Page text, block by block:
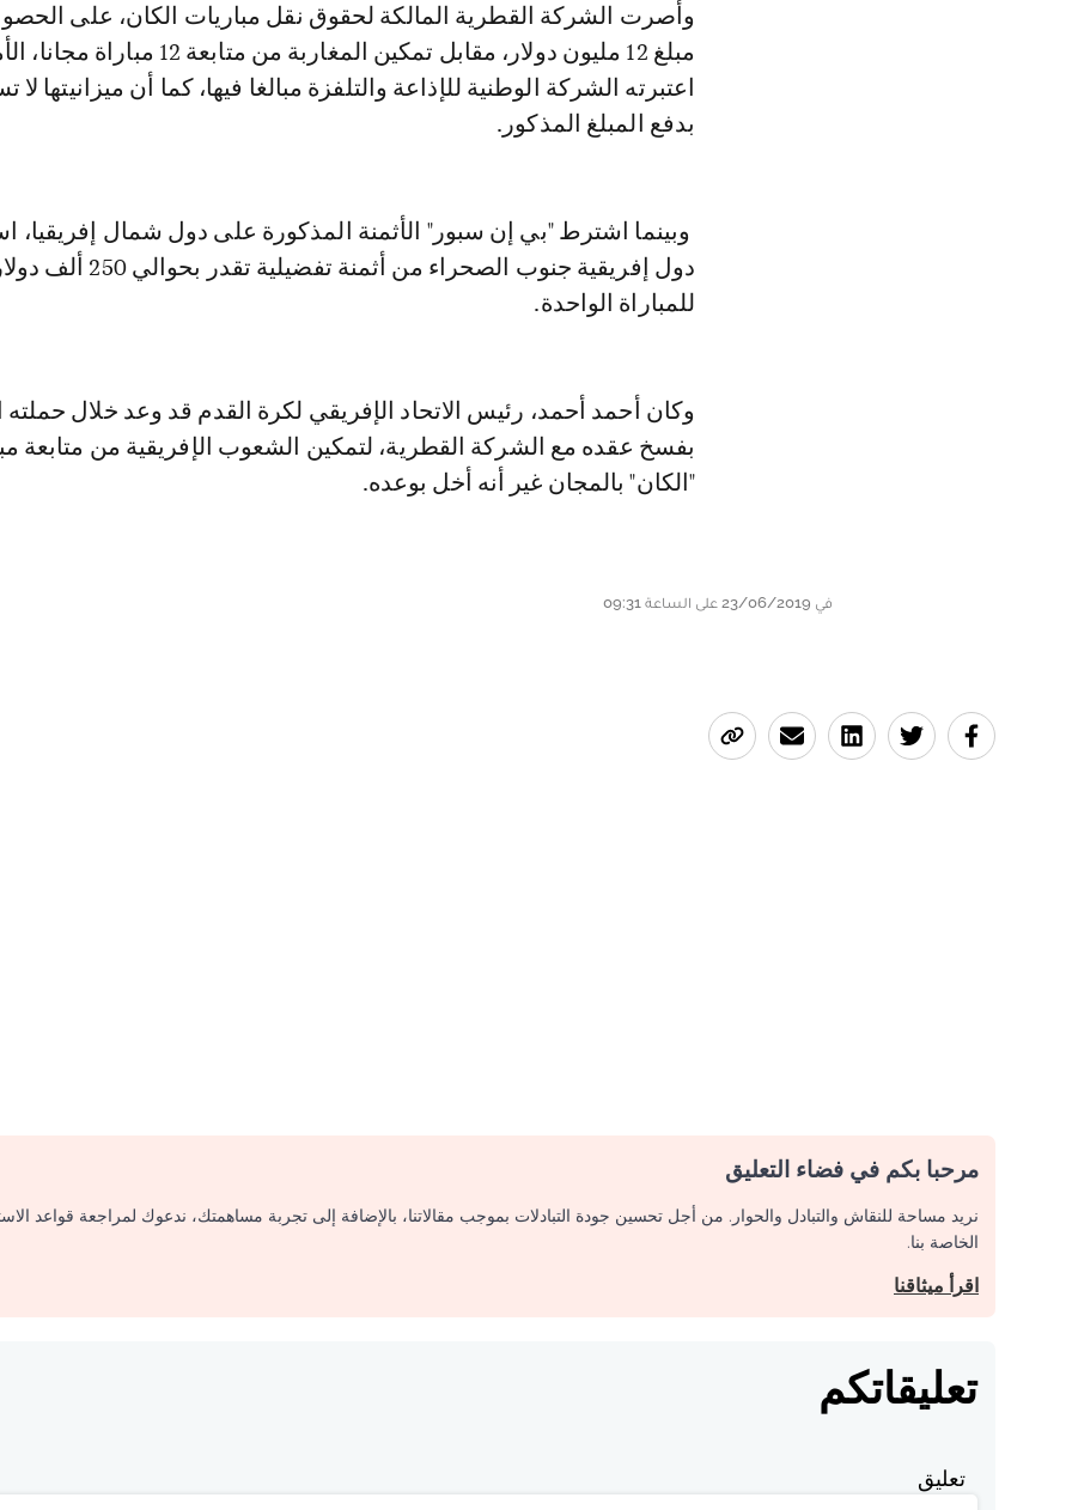
وأصرت الشركة القطرية المالكة لحقوق نقل مباريات الكان، على
مبلغ 12 مليون دولار، مقابل تمكين المغاربة من
اعتبرته الشركة الوطنية للإذاعة والتلفزة مبالغا فيها، كما أن ميزانيتها لا
بدفع المبلغ المذكور.
وبينما اشترط "بي إن سبور" الأثمنة المذكورة على دول شمال إفريقيا،
دول إفريقية جنوب الصحراء من أثمنة تفضيلية تقدر بحوالي
للمباراة الواحدة.
وكان أحمد أحمد، رئيس الاتحاد الإفريقي لكرة القدم قد وعد خلال حملته
بفسخ عقده مع الشركة القطرية، لتمكين الشعوب الإفريقية من متابعة
"الكان" بالمجان غير أنه أخل بوعده.
في 23/06/2019 على الساعة 09:31
مرحبا بكم في فضاء التعليق
نريد مساحة للنقاش والتبادل والحوار. من أجل تحسين جودة التبادلات بموجب مقالاتنا، بالإضافة إلى تجربة مساهمتك، ندعوك لمراجعة قواعد
الخاصة بنا.
اقرأ ميثاقنا
تعليقاتكم
تعليق